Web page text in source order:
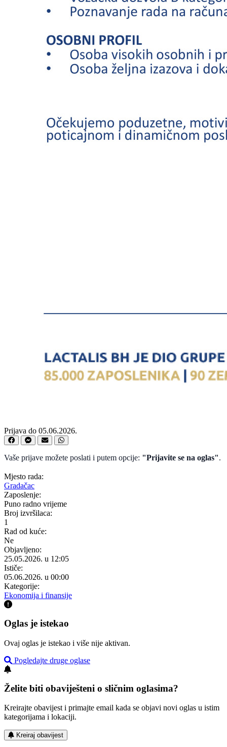
Prijava do 05.06.2026.
Vaše prijave možete poslati i putem opcije: "Prijavite se na oglas".
Mjesto rada:
Gradačac
Zaposlenje:
Puno radno vrijeme
Broj izvršilaca:
1
Rad od kuće:
Ne
Objavljeno:
25.05.2026. u 12:05
Ističe:
05.06.2026. u 00:00
Kategorije:
Ekonomija i finansije
Oglas je istekao
Ovaj oglas je istekao i više nije aktivan.
Pogledajte druge oglase
Želite biti obaviješteni o sličnim oglasima?
Kreirajte obavijest i primajte email kada se objavi novi oglas u istim
kategorijama i lokaciji.
Kreiraj obavijest